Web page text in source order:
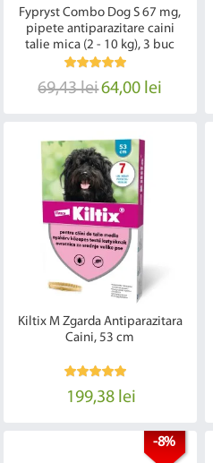
Fypryst Combo Dog S 67 mg,
pipete antiparazitare caini
talie mica (2 - 10 kg), 3 buc
69,43 lei64,00 lei
Kiltix M Zgarda Antiparazitara
Caini, 53 cm
199,38 lei
-8%